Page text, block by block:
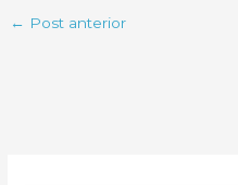
← Post anterior